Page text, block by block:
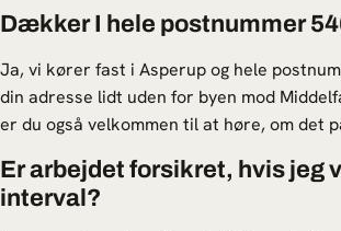
Dækker I hele postnummer
Ja, vi kører fast i Asperup og hele
din adresse lidt uden for byen mod
er du også velkommen til at høre, om det
Er arbejdet forsikret, hvis jeg
interval?